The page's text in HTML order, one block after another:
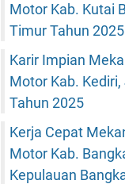
Motor Kab. Kutai
Timur Tahun 2025
Karir Impian
Motor Kab.
Tahun 2025
Kerja Cepat
Motor Kab.
Kepulauan